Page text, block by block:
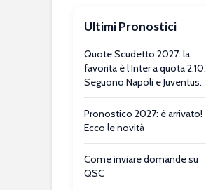
Ultimi Pronostici
Quote Scudetto 2027: la
favorita è l’Inter a quota 2.10.
Seguono Napoli e Juventus.
Pronostico 2027: è arrivato!
Ecco le novità
Come inviare domande su
QSC